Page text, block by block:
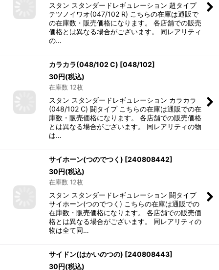
スタン スタンダードレギュレーション 超タイプ
テツノイワオ(047/102 R) こちらの在庫は通販で
の在庫数・販売価格になります。 各店舗での販売
価格とは異なる場合がございます。 同レアリティ
の…
カラカラ(048/102 C) [048/102]
30円(税込)
在庫数 12枚
スタン スタンダードレギュレーション カラカラ
(048/102 C) 闘タイプ こちらの在庫は通販での在
庫数・販売価格になります。 各店舗での販売価格
とは異なる場合がございます。 同レアリティの物
は…
サイホーン(つのでつく) [240808442]
30円(税込)
在庫数 12枚
スタン スタンダードレギュレーション 闘タイプ
サイホーン(つのでつく) こちらの在庫は通販での
在庫数・販売価格になります。 各店舗での販売価
格とは異なる場合がございます。 同レアリティの
物は全て同…
サイドン(はかいのつの) [240808443]
30円(税込)